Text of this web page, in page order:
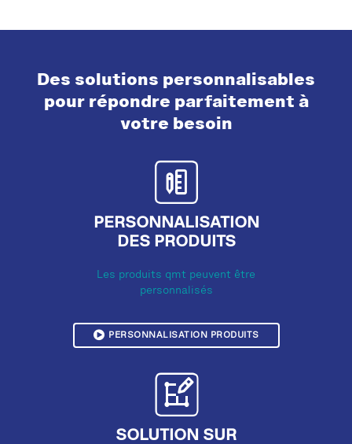
Des solutions personnalisables
pour répondre parfaitement à
votre besoin
PERSONNALISATION
DES PRODUITS
Les produits qmt peuvent être
personnalisés
PERSONNALISATION PRODUITS
SOLUTION SUR